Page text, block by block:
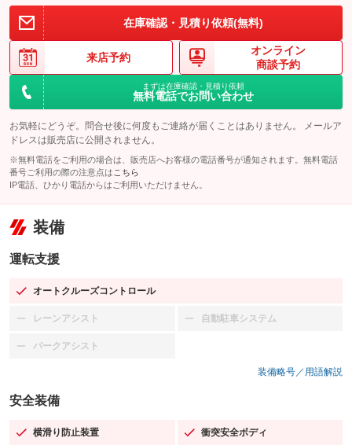
在庫確認・見積り依頼(無料)
来店予約
オンライン
商談予約
まずは在庫確認・見積り依頼
無料電話でお問い合わせ
お気軽にどうぞ。問合せ後に何度もご連絡が届くことはありません。 メールア
ドレスは販売店に公開されません。
※無料電話をご利用の場合は、販売店へお客様の電話番号が通知されます。無料電話
番号ご利用の際の注意点は こちら
IP電話、ひかり電話からはご利用いただけません。
装備
運転支援
オートクルーズコントロール
：装備あり
レーンアシスト
：装備なし 自動駐車システム
：装備なし
パークアシスト
：装備なし
装備略号／用語解説
安全装備
横滑り防止装置
：装備あり 衝突安全ボディ
：装備あり